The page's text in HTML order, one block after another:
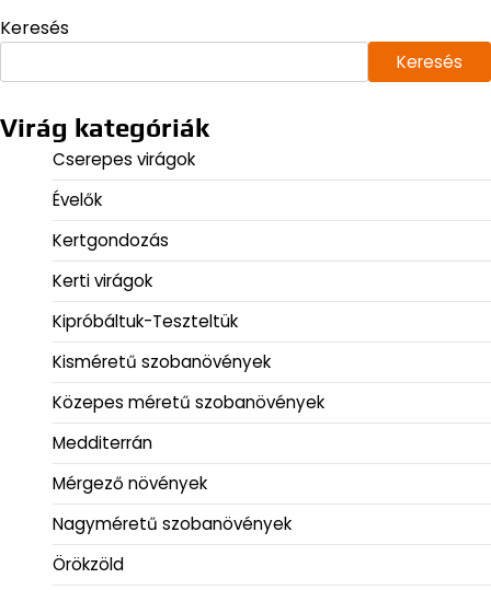
Keresés
Keresés
Virág kategóriák
Cserepes virágok
Évelők
Kertgondozás
Kerti virágok
Kipróbáltuk-Teszteltük
Kisméretű szobanövények
Közepes méretű szobanövények
Medditerrán
Mérgező növények
Nagyméretű szobanövények
Örökzöld